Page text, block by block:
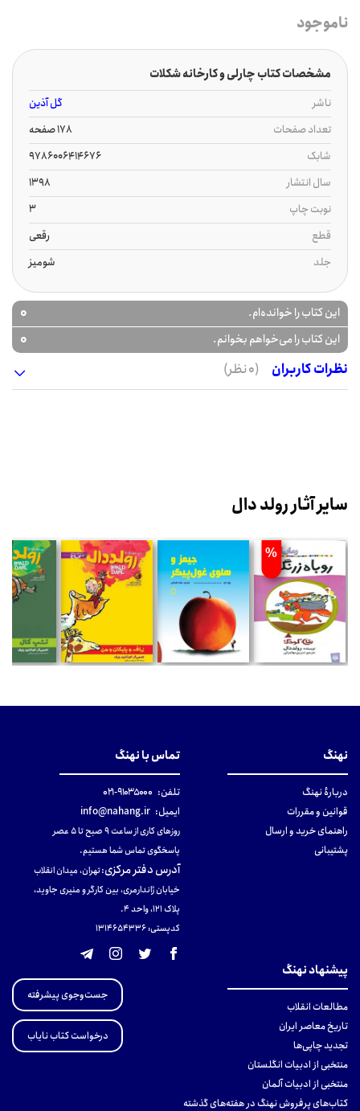
ناموجود
مشخصات کتاب چارلی و کارخانه شکلات
ناشر
گل آذین
تعداد صفحات
178 صفحه
شابک
9786006414676
سال انتشار
1398
نوبت چاپ
3
قطع
رقعی
جلد
شومیز
این کتاب را خوانده‌ام. 0
این کتاب را می‌خواهم بخوانم.
0
نظرات کاربران
(0 نظر)
سایر آثار رولد دال
%
نهنگ
دربارهٔ نهنگ
قوانین و مقررات
راهنمای خرید و ارسال
پشتیبانی
تماس با نهنگ
تلفن: ۹۱۰۳۵۰۰۰-۰۲۱
ایمیل: info@nahang.ir
روزهای کاری از ساعت ۹ صبح تا ۵ عصر
پاسخگوی تماس شما هستیم.
آدرس دفتر مرکزی:تهران، میدان انقلاب
خیابان ژاندارمری، بین کارگر و منیری جاوید،
پلاک 121، واحد ۴.
کدپستی: 131465433۶
پیشنهاد نهنگ
مطالعات انقلاب
تاریخ معاصر ایران
تجدید چاپی‌ها
منتخبی از ادبیات انگلستان
منتخبی از ادبیات آلمان
کتاب‌های پرفروش نهنگ در هفته‌های گذشته
جست‌وجوی پیشرفته
درخواست کتاب نایاب